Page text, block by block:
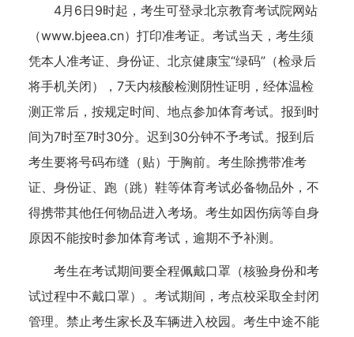
4月6日9时起，考生可登录北京教育考试院网站
（www.bjeea.cn）打印准考证。考试当天，考生须
凭本人准考证、身份证、北京健康宝“绿码”（检录后
将手机关闭），7天内核酸检测阴性证明，经体温检
测正常后，按规定时间、地点参加体育考试。报到时
间为7时至7时30分。迟到30分钟不予考试。报到后
考生要将号码布缝（贴）于胸前。考生除携带准考
证、身份证、跑（跳）鞋等体育考试必备物品外，不
得携带其他任何物品进入考场。考生如因伤病等自身
原因不能按时参加体育考试，逾期不予补测。
考生在考试期间要全程佩戴口罩（核验身份和考
试过程中不戴口罩）。考试期间，考点校采取全封闭
管理。禁止考生家长及车辆进入校园。考生中途不能